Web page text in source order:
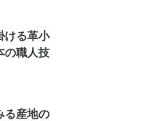
ける革小
の職人技
る産地の